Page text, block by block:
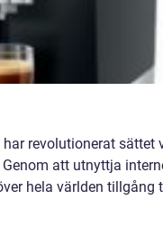
har revolutionerat sättet
Genom att utnyttja
hela världen tillgång